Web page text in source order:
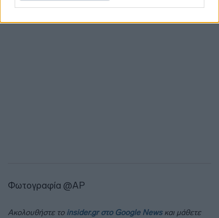
Φωτογραφία @AP
Ακολουθήστε το insider.gr στο Google Newsκαι μάθετε